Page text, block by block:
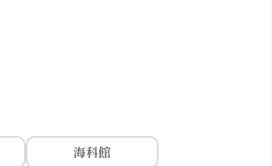
海科館